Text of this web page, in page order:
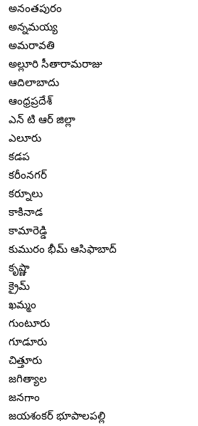
అనంతపురం
అన్నమయ్య
అమరావతి
అల్లూరి సీతారామరాజు
ఆదిలాబాదు
ఆంధ్రప్రదేశ్
ఎన్ టి ఆర్ జిల్లా
ఎలూరు
కడప
కరీంనగర్
కర్నూలు
కాకినాడ
కామారెడ్డి
కుమురం భీమ్ ఆసిఫాబాద్
కృష్ణా
క్రైమ్
ఖమ్మం
గుంటూరు
గూడూరు
చిత్తూరు
జగిత్యాల
జనగాం
జయశంకర్ భూపాలపల్లి